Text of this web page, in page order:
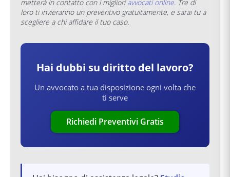
metterà in contatto con i miglioriavvocati online. Tre di
loro ti invieranno un preventivo gratuitamente, e sarai tu a
scegliere a chi affidare il tuo caso.
Hai dubbi su diritto del lavoro?
Un avvocato a tua disposizione ogni volta che
ti serve
Richiedi Preventivi Gratis